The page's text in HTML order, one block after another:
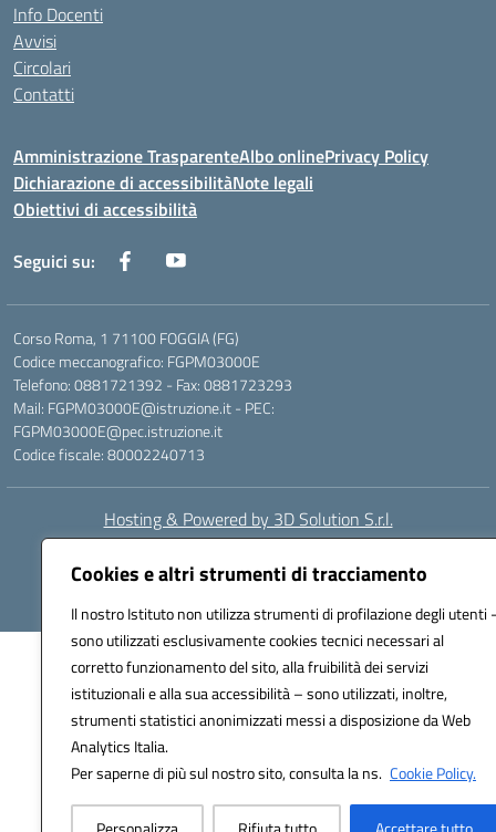
Cookies e altri strumenti di tracciamento
Il nostro Istituto non utilizza strumenti di profilazione degli utenti -
sono utilizzati esclusivamente cookies tecnici necessari al
corretto funzionamento del sito, alla fruibilità dei servizi
istituzionali e alla sua accessibilità – sono utilizzati, inoltre,
strumenti statistici anonimizzati messi a disposizione da Web
Analytics Italia.
Per saperne di più sul nostro sito, consulta la ns. Cookie Policy.
Info Docenti
Avvisi
Circolari
Contatti
Amministrazione TrasparenteAlbo onlinePrivacy Policy
Dichiarazione di accessibilitàNote legali
Obiettivi di accessibilità
Seguici su:
Corso Roma, 1 71100 FOGGIA (FG)
Codice meccanografico: FGPM03000E
Telefono: 0881721392 - Fax: 0881723293
Mail: FGPM03000E@istruzione.it - PEC:
FGPM03000E@pec.istruzione.it
Codice fiscale: 80002240713
Hosting & Powered by 3D Solution S.r.l.
Concept & Design by Designers Italia